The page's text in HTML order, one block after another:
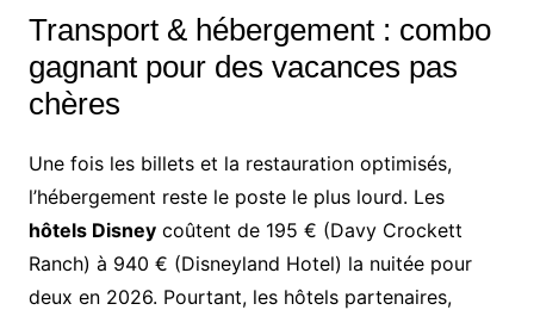
Transport & hébergement : combo
gagnant pour des vacances pas
chères
Une fois les billets et la restauration optimisés,
l’hébergement reste le poste le plus lourd. Les
hôtels Disneycoûtent de 195 € (Davy Crockett
Ranch) à 940 € (Disneyland Hotel) la nuitée pour
deux en 2026. Pourtant, les hôtels partenaires,